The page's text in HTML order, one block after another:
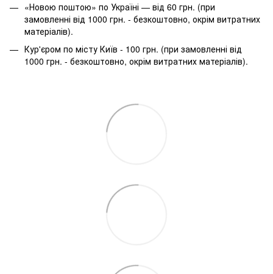
«Новою поштою» по Україні — від 60 грн. (при
замовленні від 1000 грн. - безкоштовно, окрім витратних
матеріалів).
Кур'єром по місту Київ - 100 грн. (при замовленні від
1000 грн. - безкоштовно, окрім витратних матеріалів).